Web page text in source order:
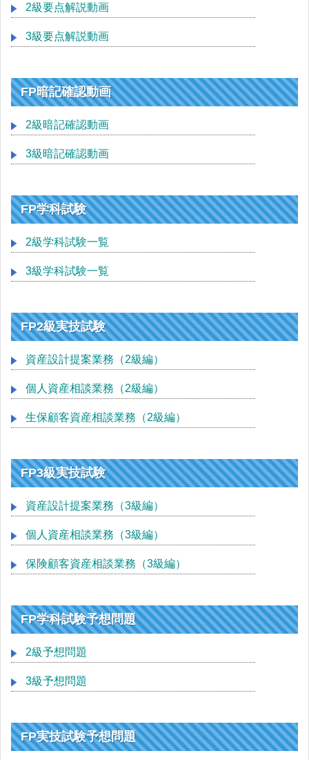
2級要点解説動画
3級要点解説動画
FP暗記確認動画
2級暗記確認動画
3級暗記確認動画
FP学科試験
2級学科試験一覧
3級学科試験一覧
FP2級実技試験
資産設計提案業務（2級編）
個人資産相談業務（2級編）
生保顧客資産相談業務（2級編）
FP3級実技試験
資産設計提案業務（3級編）
個人資産相談業務（3級編）
保険顧客資産相談業務（3級編）
FP学科試験予想問題
2級予想問題
3級予想問題
FP実技試験予想問題